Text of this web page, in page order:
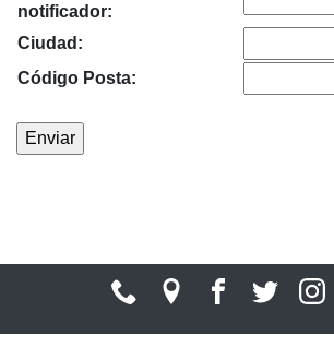
notificador:
Ciudad:
Código Posta: